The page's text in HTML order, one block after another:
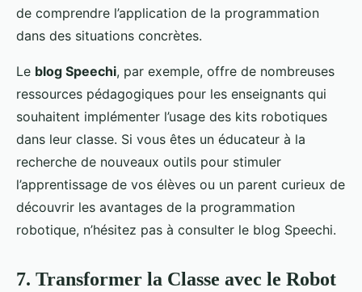
de comprendre l’application de la programmation
dans des situations concrètes.
Le blog Speechi, par exemple, offre de nombreuses
ressources pédagogiques pour les enseignants qui
souhaitent implémenter l’usage des kits robotiques
dans leur classe. Si vous êtes un éducateur à la
recherche de nouveaux outils pour stimuler
l’apprentissage de vos élèves ou un parent curieux de
découvrir les avantages de la programmation
robotique, n’hésitez pas à consulter le blog Speechi.
7. Transformer la Classe avec le Robot